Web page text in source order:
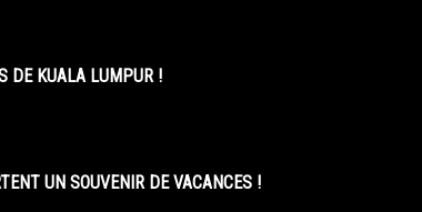
DE KUALA LUMPUR !
UN SOUVENIR DE VACANCES !